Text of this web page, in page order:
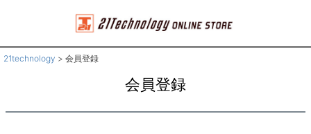
21technology 会員登録
会員登録